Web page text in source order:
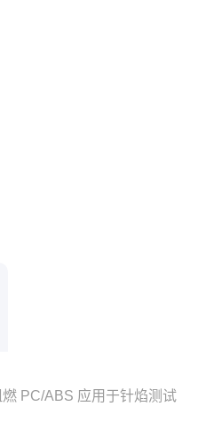
PC/ABS 应用于针焰测试